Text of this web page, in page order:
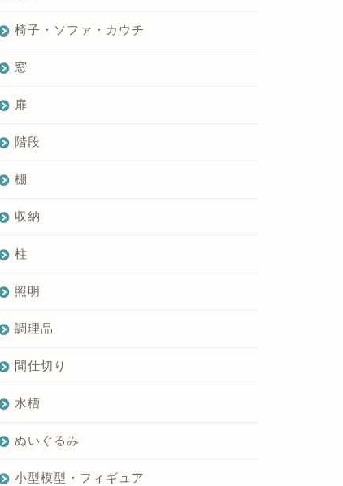
椅子・ソファ・カウチ
窓
扉
階段
棚
収納
柱
照明
調理品
間仕切り
水槽
ぬいぐるみ
小型模型・フィギュア